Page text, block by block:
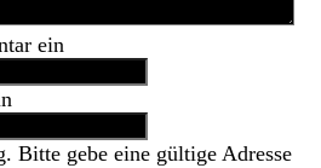
ein
Bitte gebe eine gültige Adresse